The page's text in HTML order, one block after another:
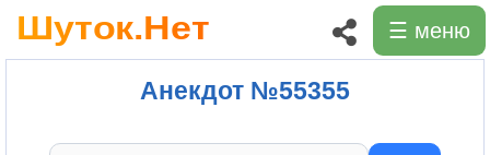
☰ меню
Анекдот №55355